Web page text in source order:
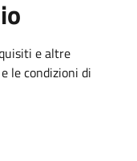
e altre
le condizioni di